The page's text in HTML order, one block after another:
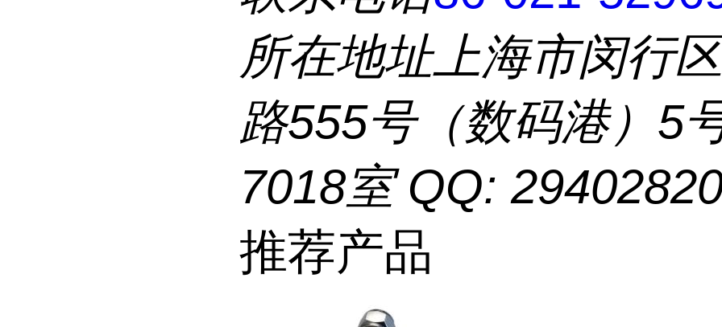
所在地址上海市闵行
路555号（数码港）5
7018室 QQ:
推荐产品